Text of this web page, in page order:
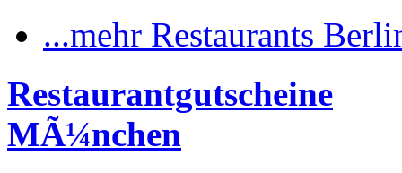
...mehr Restaurants
Restaurantgutscheine
MÃ¼nchen